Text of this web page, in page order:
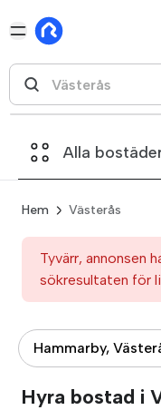
Alla
Hem Västerås
Tyvärr, annonsen
sökresultaten för
Hammarby,
Hyra bostad i